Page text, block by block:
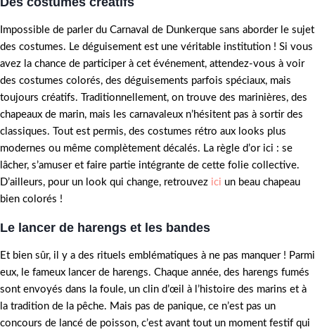
Impossible de parler du Carnaval de Dunkerque sans aborder le sujet
des costumes. Le déguisement est une véritable institution ! Si vous
avez la chance de participer à cet événement, attendez-vous à voir
des costumes colorés, des déguisements parfois spéciaux, mais
toujours créatifs. Traditionnellement, on trouve des marinières, des
chapeaux de marin, mais les carnavaleux n’hésitent pas à sortir des
classiques. Tout est permis, des costumes rétro aux looks plus
modernes ou même complètement décalés. La règle d’or ici : se
lâcher, s’amuser et faire partie intégrante de cette folie collective.
D’ailleurs, pour un look qui change, retrouvez ici un beau chapeau
bien colorés !
Le lancer de harengs et les bandes
Et bien sûr, il y a des rituels emblématiques à ne pas manquer ! Parmi
eux, le fameux lancer de harengs. Chaque année, des harengs fumés
sont envoyés dans la foule, un clin d’œil à l’histoire des marins et à
la tradition de la pêche. Mais pas de panique, ce n’est pas un
concours de lancé de poisson, c’est avant tout un moment festif qui